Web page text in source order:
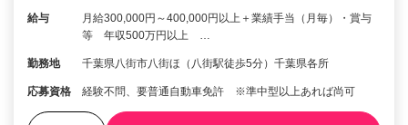
給与
月給300,000円～400,000円以上＋業績手当（月毎）・賞与
等 年収500万円以上 …
勤務地 千葉県八街市八街ほ（八街駅徒歩5分）千葉県各所
応募資格 経験不問、要普通自動車免許 ※準中型以上あれば尚可